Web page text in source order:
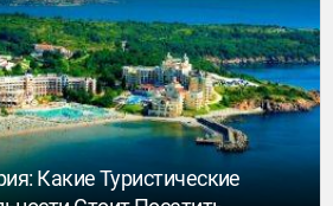
Какие Туристические